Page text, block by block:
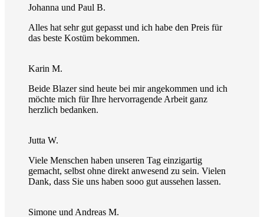
Johanna und Paul B.
Alles hat sehr gut gepasst und ich habe den Preis für
das beste Kostüm bekommen.
Karin M.
Beide Blazer sind heute bei mir angekommen und ich
möchte mich für Ihre hervorragende Arbeit ganz
herzlich bedanken.
Jutta W.
Viele Menschen haben unseren Tag einzigartig
gemacht, selbst ohne direkt anwesend zu sein. Vielen
Dank, dass Sie uns haben sooo gut aussehen lassen.
Simone und Andreas M.